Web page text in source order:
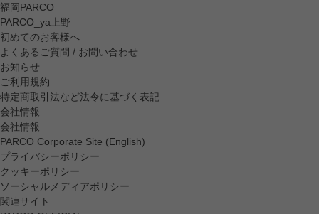
福岡PARCO
PARCO_ya上野
初めてのお客様へ
よくあるご質問 / お問い合わせ
お知らせ
ご利用規約
特定商取引法など法令に基づく表記
会社情報
会社情報
PARCO Corporate Site (English)
プライバシーポリシー
クッキーポリシー
ソーシャルメディアポリシー
関連サイト